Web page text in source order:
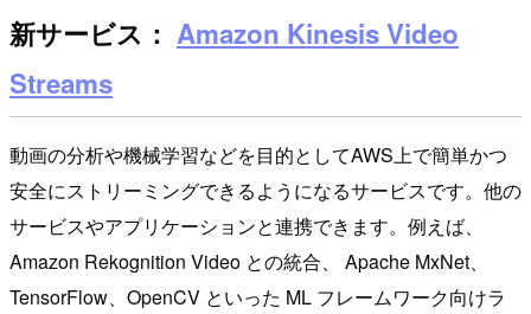
新サービス： Amazon Kinesis Video
Streams
動画の分析や機械学習などを目的としてAWS上で簡単かつ
安全にストリーミングできるようになるサービスです。他の
サービスやアプリケーションと連携できます。例えば、
Amazon Rekognition Video との統合、 Apache MxNet、
TensorFlow、OpenCV といった ML フレームワーク向けラ